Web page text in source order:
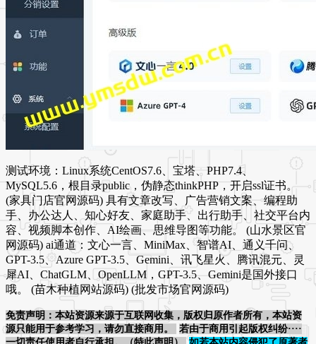
测试环境：Linux系统CentOS7.6、宝塔、PHP7.4、
MySQL5.6，根目录public，伪静态thinkPHP，开启ssl证书。
(家具门店官网源码) 具有文章改写、广告营销文案、编程助
手、办公达人、知心好友、家庭助手、出行助手、社交平台内
容、视频脚本创作、AI绘画、思维导图等功能。 (山水景区官
网源码) ai通道：文心一言、MiniMax、智谱AI、通义千问、
GPT-3.5、Azure GPT-3.5、Gemini、讯飞星火、腾讯混元、灵
犀AI、ChatGLM、OpenLLM，GPT-3.5、Gemini是国外接口
哦。 (苗木种植网站源码) (批发市场官网源码)
免责声明：本站资源来源于互联网收集，版权归原作者所有，本站资
源只能用于参考学习，请勿直接商用。
若由于商用引起版权纠纷····